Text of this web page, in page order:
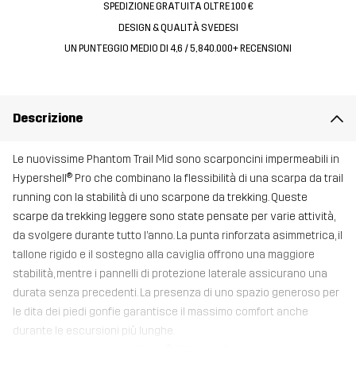
SPEDIZIONE GRATUITA OLTRE 100 €
DESIGN & QUALITÀ SVEDESI
UN PUNTEGGIO MEDIO DI 4,6 / 5, 840.000+ RECENSIONI
Descrizione
Le nuovissime Phantom Trail Mid sono scarponcini impermeabili in
Hypershell® Pro che combinano la flessibilità di una scarpa da trail
running con la stabilità di uno scarpone da trekking. Queste
scarpe da trekking leggere sono state pensate per varie attività,
da svolgere durante tutto l’anno. La punta rinforzata asimmetrica, il
tallone rigido e il sostegno alla caviglia offrono una maggiore
stabilità, mentre i pannelli di protezione laterale assicurano una
durata senza precedenti. La presenza di uno spazio generoso per
le dita dei piedi gonfie garantisce il massimo comfort anche
durante le escursioni più lunghe.